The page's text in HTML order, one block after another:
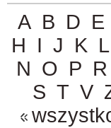
A B D E
H I J K L
N O P R
S T V